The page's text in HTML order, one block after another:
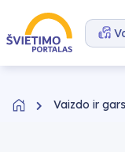
Pereiti prie turinio
Vaizdo ir